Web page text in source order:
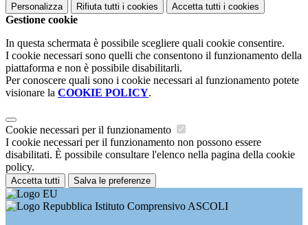
Personalizza Rifiuta tutti i cookies Accetta tutti i cookies
Gestione cookie
In questa schermata è possibile scegliere quali cookie consentire.
I cookie necessari sono quelli che consentono il funzionamento della
piattaforma e non è possibile disabilitarli.
Per conoscere quali sono i cookie necessari al funzionamento potete
visionare la COOKIE POLICY.
Cookie necessari per il funzionamento
I cookie necessari per il funzionamento non possono essere
disabilitati. È possibile consultare l'elenco nella pagina della cookie
policy.
Accetta tutti Salva le preferenze
Istituto Comprensivo ASCOLI